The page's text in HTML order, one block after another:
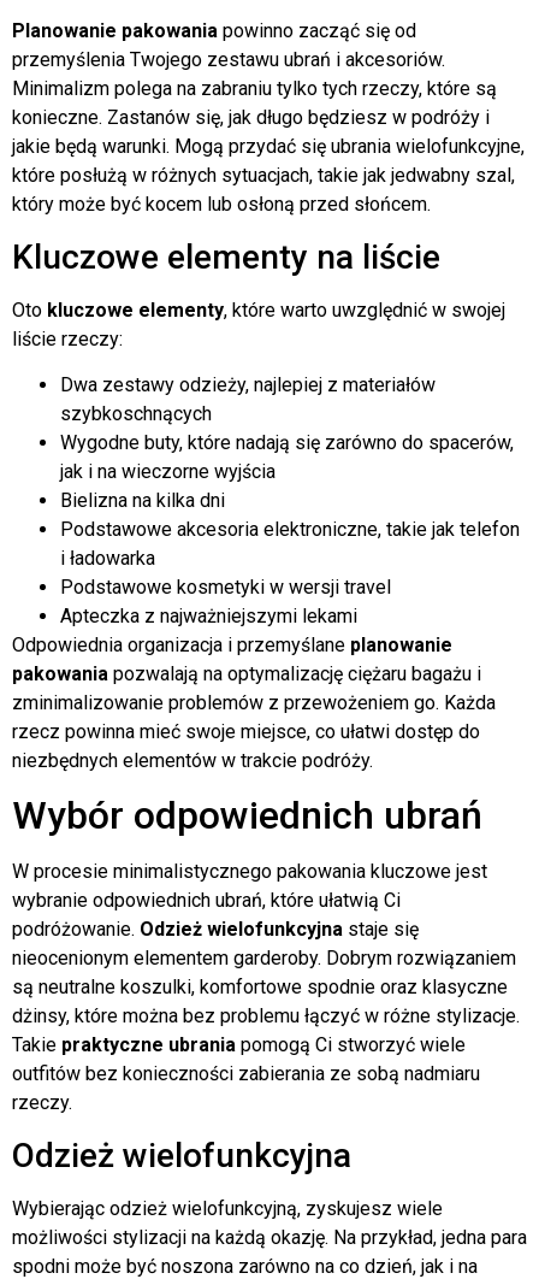
Planowanie pakowania powinno zacząć się od
przemyślenia Twojego zestawu ubrań i akcesoriów.
Minimalizm polega na zabraniu tylko tych rzeczy, które są
konieczne. Zastanów się, jak długo będziesz w podróży i
jakie będą warunki. Mogą przydać się ubrania wielofunkcyjne,
które posłużą w różnych sytuacjach, takie jak jedwabny szal,
który może być kocem lub osłoną przed słońcem.
Kluczowe elementy na liście
Oto kluczowe elementy, które warto uwzględnić w swojej
liście rzeczy:
Dwa zestawy odzieży, najlepiej z materiałów
szybkoschnących
Wygodne buty, które nadają się zarówno do spacerów,
jak i na wieczorne wyjścia
Bielizna na kilka dni
Podstawowe akcesoria elektroniczne, takie jak telefon
i ładowarka
Podstawowe kosmetyki w wersji travel
Apteczka z najważniejszymi lekami
Odpowiednia organizacja i przemyślane planowanie
pakowania pozwalają na optymalizację ciężaru bagażu i
zminimalizowanie problemów z przewożeniem go. Każda
rzecz powinna mieć swoje miejsce, co ułatwi dostęp do
niezbędnych elementów w trakcie podróży.
Wybór odpowiednich ubrań
W procesie minimalistycznego pakowania kluczowe jest
wybranie odpowiednich ubrań, które ułatwią Ci
podróżowanie. Odzież wielofunkcyjna staje się
nieocenionym elementem garderoby. Dobrym rozwiązaniem
są neutralne koszulki, komfortowe spodnie oraz klasyczne
dżinsy, które można bez problemu łączyć w różne stylizacje.
Takie praktyczne ubrania pomogą Ci stworzyć wiele
outfitów bez konieczności zabierania ze sobą nadmiaru
rzeczy.
Odzież wielofunkcyjna
Wybierając odzież wielofunkcyjną, zyskujesz wiele
możliwości stylizacji na każdą okazję. Na przykład, jedna para
spodni może być noszona zarówno na co dzień, jak i na